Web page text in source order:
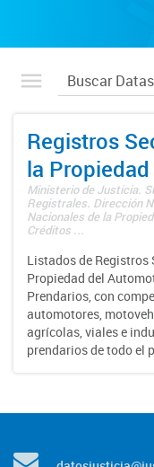
Registros
la
Ministerio de Justicia.
Registrales. Dirección
Nacionales de la
Créditos ...
Listados de Registros
Propiedad del
Prendarios, con
automotores,
agrícolas, viales e
prendarios de todo el